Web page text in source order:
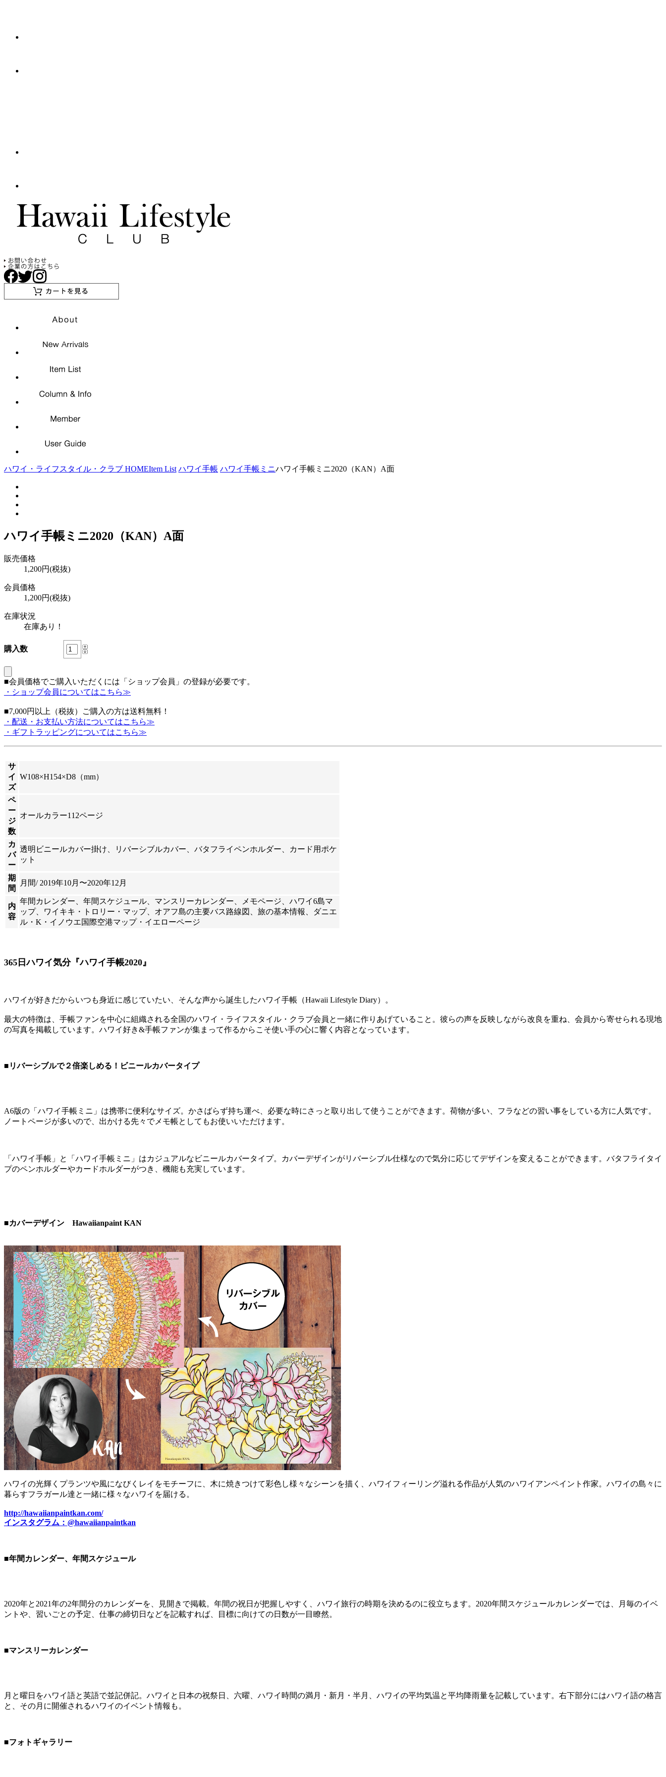
ハワイ・ライフスタイル・クラブ HOMEItem List ハワイ手帳 ハワイ手帳ミニハワイ手帳ミニ2020（KAN）A面
ハワイ手帳ミニ2020（KAN）A面
販売価格
1,200円(税抜)
会員価格
1,200円(税抜)
在庫状況
在庫あり！
購入数
■会員価格でご購入いただくには「ショップ会員」の登録が必要です。
・ショップ会員についてはこちら≫
■7,000円以上（税抜）ご購入の方は送料無料！
・配送・お支払い方法についてはこちら≫
・ギフトラッピングについてはこちら≫
サ
イ
ズ
W108×H154×D8（mm）
ペ
ー
ジ
数
オールカラー112ページ
カ
バ
ー
透明ビニールカバー掛け、リバーシブルカバー、バタフライペンホルダー、カード用ポケ
ット
期
間
月間/ 2019年10月〜2020年12月
内
容
年間カレンダー、年間スケジュール、マンスリーカレンダー、メモページ、ハワイ6島マ
ップ、ワイキキ・トロリー・マップ、オアフ島の主要バス路線図、旅の基本情報、ダニエ
ル・K・イノウエ国際空港マップ・イエローページ
365日ハワイ気分『ハワイ手帳2020』
ハワイが好きだからいつも身近に感じていたい、そんな声から誕生したハワイ手帳（Hawaii Lifestyle Diary）。
最大の特徴は、手帳ファンを中心に組織される全国のハワイ・ライフスタイル・クラブ会員と一緒に作りあげていること。彼らの声を反映しながら改良を重ね、会員から寄せられる現地
の写真を掲載しています。ハワイ好き&手帳ファンが集まって作るからこそ使い手の心に響く内容となっています。
■リバーシブルで２倍楽しめる！ビニールカバータイプ
A6版の「ハワイ手帳ミニ」は携帯に便利なサイズ。かさばらず持ち運べ、必要な時にさっと取り出して使うことができます。荷物が多い、フラなどの習い事をしている方に人気です。
ノートページが多いので、出かける先々でメモ帳としてもお使いいただけます。
「ハワイ手帳」と「ハワイ手帳ミニ」はカジュアルなビニールカバータイプ。カバーデザインがリバーシブル仕様なので気分に応じてデザインを変えることができます。バタフライタイ
プのペンホルダーやカードホルダーがつき、機能も充実しています。
■カバーデザイン Hawaiianpaint KAN
ハワイの光輝くプランツや風になびくレイをモチーフに、木に焼きつけて彩色し様々なシーンを描く、ハワイフィーリング溢れる作品が人気のハワイアンペイント作家。ハワイの島々に
暮らすフラガール達と一緒に様々なハワイを届ける。
http://hawaiianpaintkan.com/
インスタグラム：@hawaiianpaintkan
■年間カレンダー、年間スケジュール
2020年と2021年の2年間分のカレンダーを、見開きで掲載。年間の祝日が把握しやすく、ハワイ旅行の時期を決めるのに役立ちます。2020年間スケジュールカレンダーでは、月毎のイベ
ントや、習いごとの予定、仕事の締切日などを記載すれば、目標に向けての日数が一目瞭然。
■マンスリーカレンダー
月と曜日をハワイ語と英語で並記併記。ハワイと日本の祝祭日、六曜、ハワイ時間の満月・新月・半月、ハワイの平均気温と平均降雨量を記載しています。右下部分にはハワイ語の格言
と、その月に開催されるハワイのイベント情報も。
■フォトギャラリー